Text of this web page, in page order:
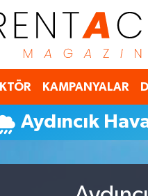
KAMPANYALAR
Aydıncık
Eczaneler
Durumu
Vakitleri